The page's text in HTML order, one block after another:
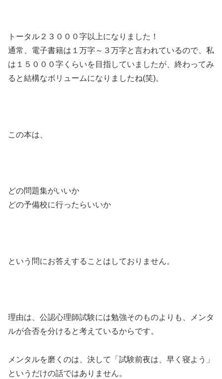
トータル２３０００字以上になりました！
通常、電子書籍は１万字～３万字と言われているので、私
は１５０００字くらいを目指していましたが、終わってみ
ると結構なボリュームになりましたね(笑)。
この本は、
どの問題集がいいか
どの予備校に行ったらいいか
という問にお答えすることはしておりません。
理由は、公認心理師試験には勉強そのものよりも、メンタ
ルが合否を分けると考えているからです。
メンタルを磨くのは、決して「試験前夜は、早く寝よう」
というだけの話ではありません。